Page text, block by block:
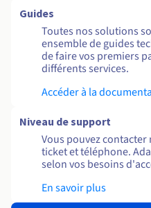
Guides
Toutes nos solutions
ensemble de guides
de faire vos premiers
différents services.
Accéder à la
Niveau de support
Vous pouvez
ticket et téléphone.
selon vos besoins
En savoir plus